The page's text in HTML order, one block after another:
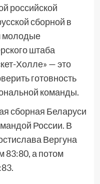
российской
сборной в
молодые
штаба
Холле» — это
готовность
команды.
сборная Беларуси
России. В
Вергуна
83:80, а потом